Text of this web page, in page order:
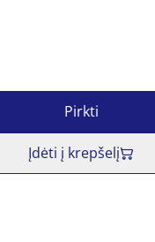
Pirkti
Įdėti į krepšelį